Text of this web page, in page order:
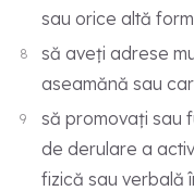
sau orice altă
să aveți adrese
aseamănă sau
să promovați sau
de derulare a
fizică sau verbală